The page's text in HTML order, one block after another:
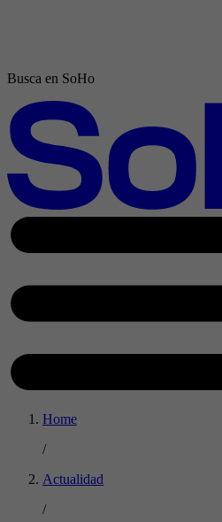
Busca en SoHo
Home
/
Actualidad
/